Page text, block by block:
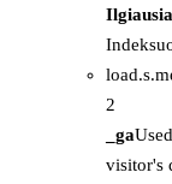
2
_ga
visitor's